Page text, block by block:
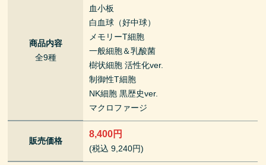
商品内容
全9種
血小板
白血球（好中球）
メモリーT細胞
一般細胞＆乳酸菌
樹状細胞 活性化ver.
制御性T細胞
NK細胞 黒歴史ver.
マクロファージ
販売価格
8,400円
(税込 9,240円)